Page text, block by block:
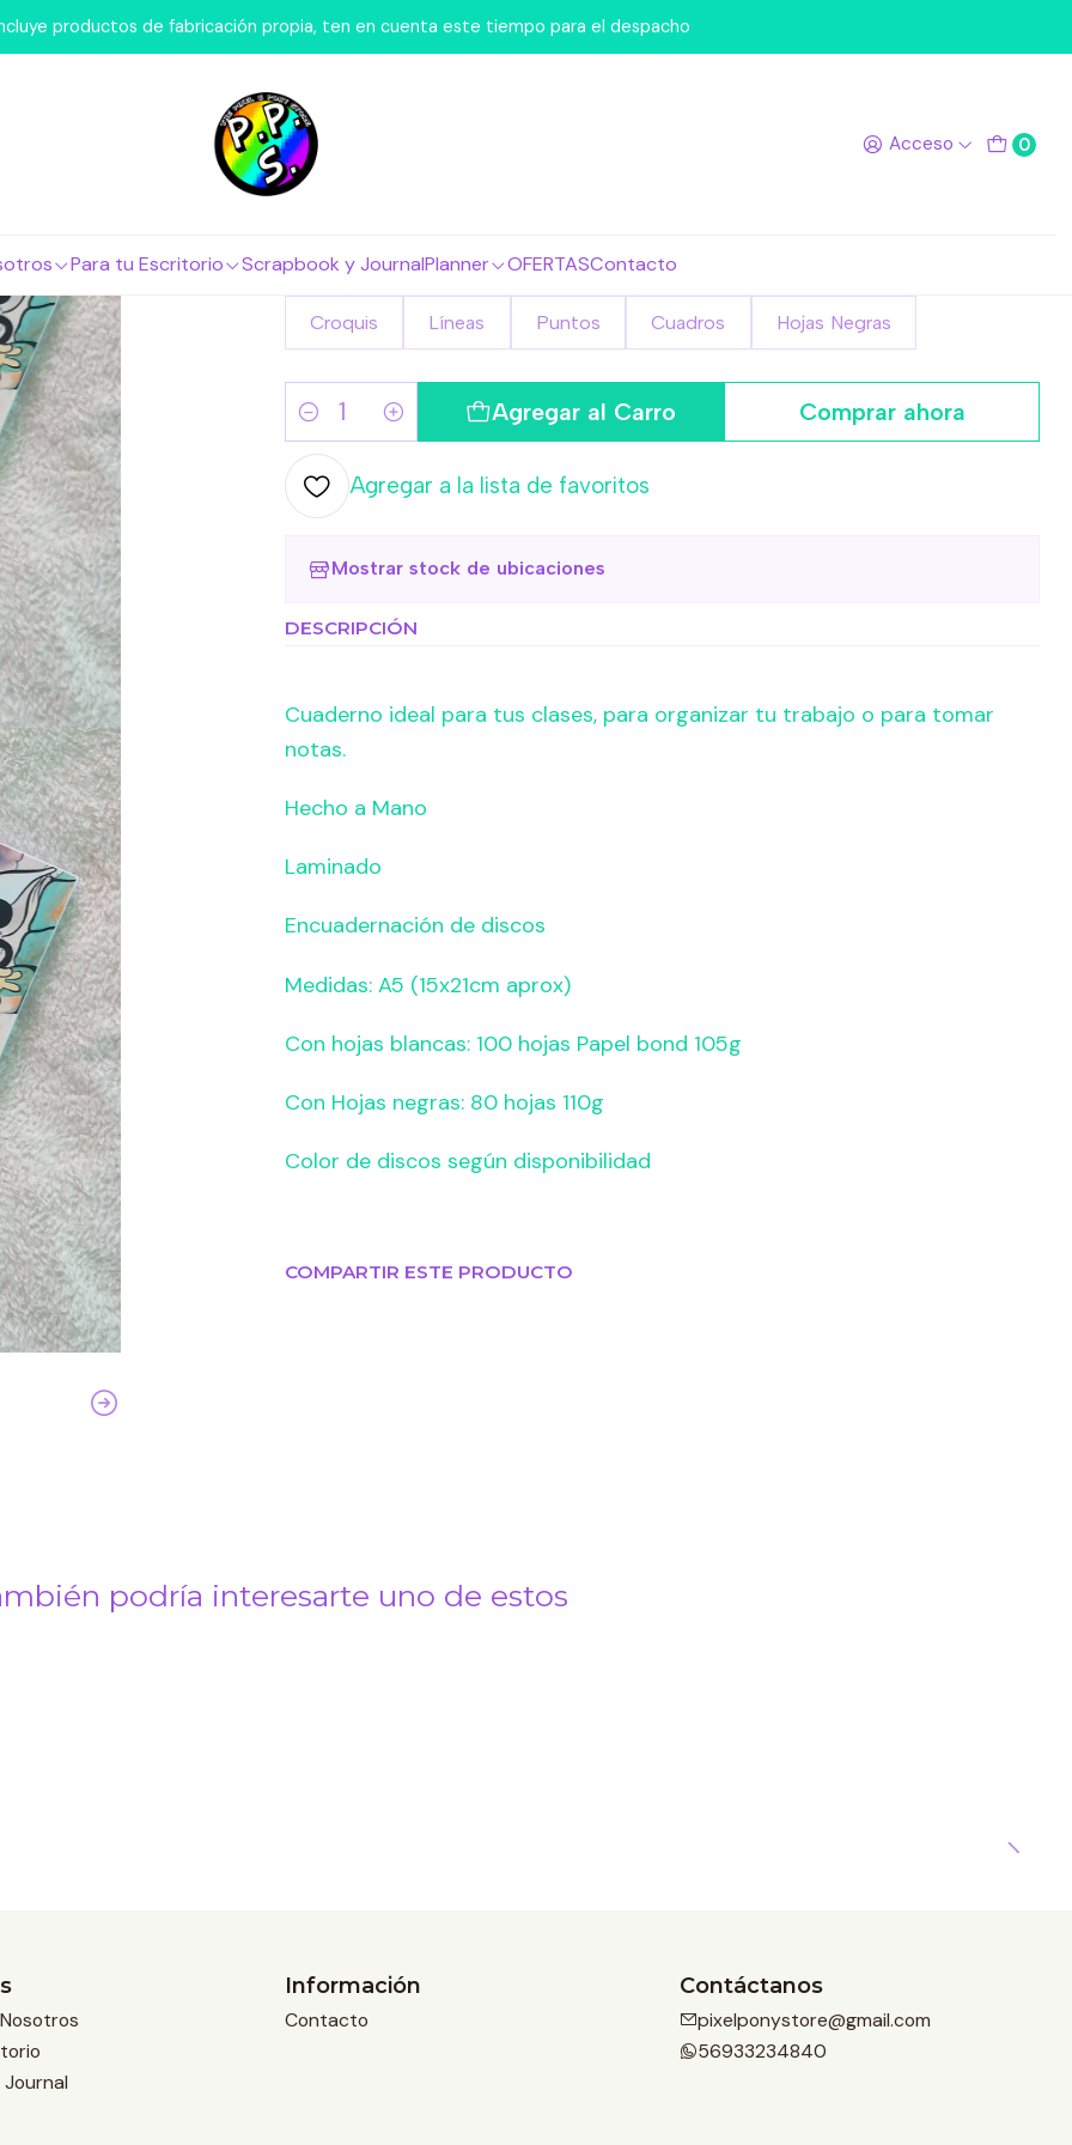
Acceso 0
Para tu Escritorio Scrapbook y JournalPlanner OFERTASContacto
productos de fabricación propia, ten en cuenta este tiempo para el despacho
Nosotros Libretas y Cuadernos Cuaderno A5 Mickey Romeo
|
Cuaderno A5 Mickey Romeo
Croquis Líneas Puntos Cuadros Hojas Negras
Cantidad
Agregar al Carro Comprar ahora
Agregar a la lista de favoritos
Mostrar stock de ubicaciones
DESCRIPCIÓN
Cuaderno ideal para tus clases, para organizar tu trabajo o para tomar
notas.
Hecho a Mano
Laminado
Encuadernación de discos
Medidas: A5 (15x21cm aprox)
Con hojas blancas: 100 hojas Papel bond 105g
Con Hojas negras: 80 hojas 110g
Color de discos según disponibilidad
COMPARTIR ESTE PRODUCTO
podría interesarte uno de estos
Información
Contacto
Contáctanos
pixelponystore@gmail.com
56933234840